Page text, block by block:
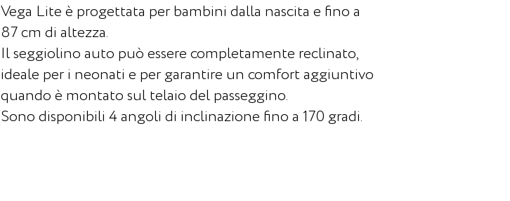
Vega Lite è progettata per bambini dalla nascita e fino a
87 cm di altezza.
Il seggiolino auto può essere completamente reclinato,
ideale per i neonati e per garantire un comfort aggiuntivo
quando è montato sul telaio del passeggino.
Sono disponibili 4 angoli di inclinazione fino a 170 gradi.